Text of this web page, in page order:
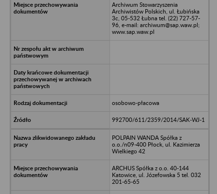
Archiwum Stowarzyszenia
Archiwistów Polskich, ul. Łubińska
3c, 05-532 Łubna tel. (22) 727-57-
96, e-mail: archiwum@sap.waw.pl;
www.sap.waw.pl
osobowo-płacowa
992700/611/2359/2014/SAK-WJ-1
POLPAIN WANDA Spółka z
o.o./n09-400 Płock, ul. Kazimierza
Wielkiego 42
ARCHUS Spółka z o.o. 40-144
Katowice, ul. Józefowska 5 tel. 032
201-65-65